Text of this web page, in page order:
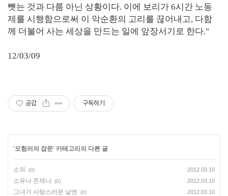
뺏는 것과 다름 아닌 상황이다. 이에 보리가 6시간 노동
제를 시행함으로써 이 악순환의 고리를 끊어내고, 다함
께 더불어 사는 세상을 만드는 일에 앞장서기로 한다."
12/03/09
공감 구독하기
'모험러의 잡문' 카테고리의 다른 글
소외 (0) 2012.03.10
소유나 존재냐 (0) 2012.03.10
그녀가 사랑스러운 날엔 (0) 2012.03.10